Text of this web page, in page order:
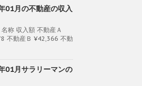
01月の不動産の収入
称 収入額 不動産Ａ
不動産Ｂ ¥42,366 不動
01月サラリーマンの